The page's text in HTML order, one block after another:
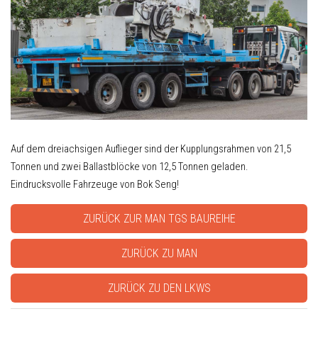
Auf dem dreiachsigen Auflieger sind der Kupplungsrahmen von 21,5
Tonnen und zwei Ballastblöcke von 12,5 Tonnen geladen.
Eindrucksvolle Fahrzeuge von Bok Seng!
ZURÜCK ZUR MAN TGS BAUREIHE
ZURÜCK ZU MAN
ZURÜCK ZU DEN LKWS